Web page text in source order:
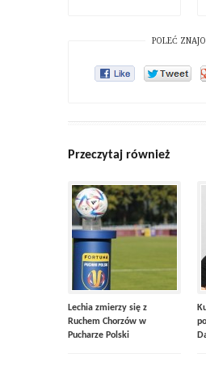
POLEĆ
Przeczytaj również
Lechia zmierzy się z
Ruchem Chorzów w
Pucharze Polski